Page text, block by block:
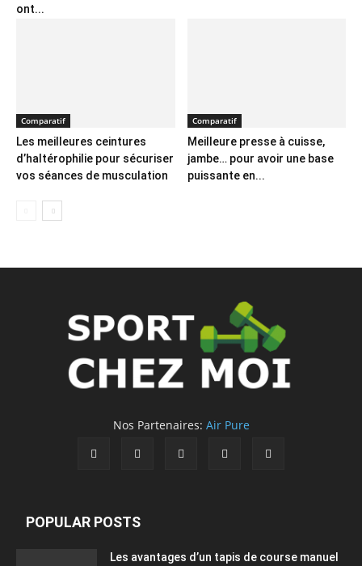
ont...
Comparatif
Les meilleures ceintures
d’haltérophilie pour sécuriser
vos séances de musculation
Comparatif
Meilleure presse à cuisse,
jambe… pour avoir une base
puissante en...
Nos Partenaires: Air Pure
POPULAR POSTS
Les avantages d’un tapis de course manuel